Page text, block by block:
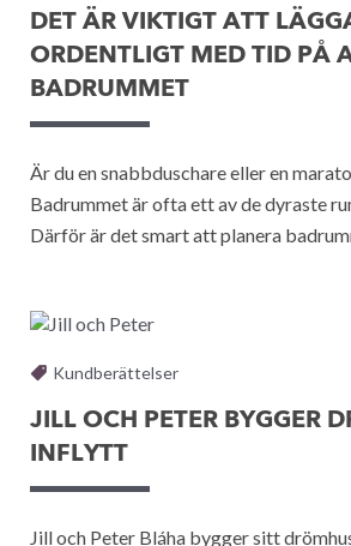
DET ÄR VIKTIGT ATT
ORDENTLIGT MED TID PÅ
BADRUMMET
Är du en snabbduschare eller en
Badrummet är ofta ett av de dyraste
Därför är det smart att planera
Kundberättelser
JILL OCH PETER BYGGER
INFLYTT
Jill och Peter Bláha bygger sitt